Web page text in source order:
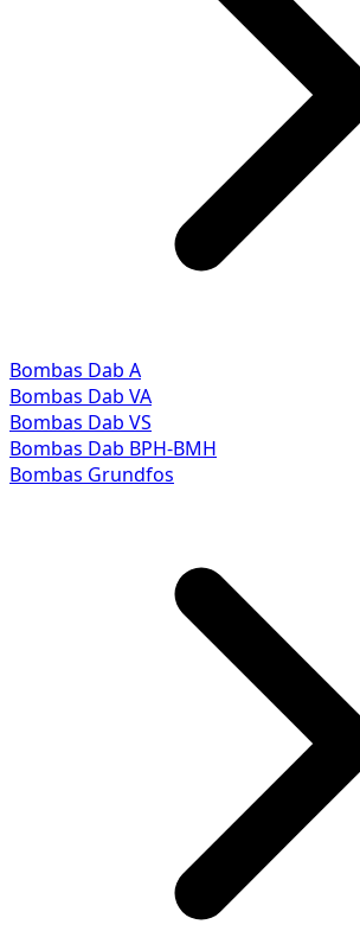
Bombas Dab A
Bombas Dab VA
Bombas Dab VS
Bombas Dab BPH-BMH
Bombas Grundfos